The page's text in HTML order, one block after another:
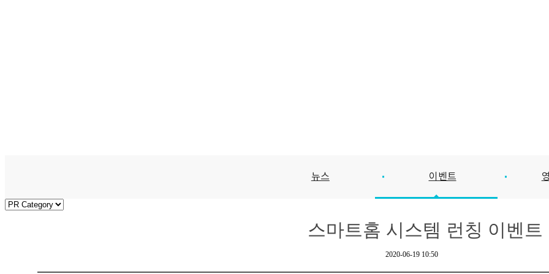
뉴스 이벤트
스마트홈 시스템 런칭 이벤트
2020-06-19 10:50